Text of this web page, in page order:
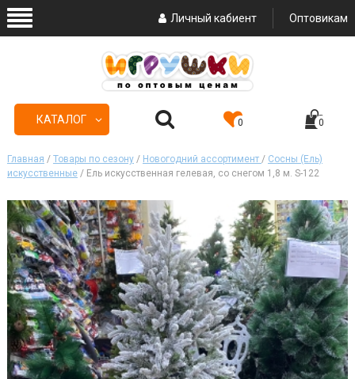
Личный кабиент Оптовикам
КАТАЛОГ 0 0
Главная / Товары по сезону/ Новогодний ассортимент / Сосны (Ель)
искусственные/ Ель искусственная гелевая, со снегом 1,8 м. S-122